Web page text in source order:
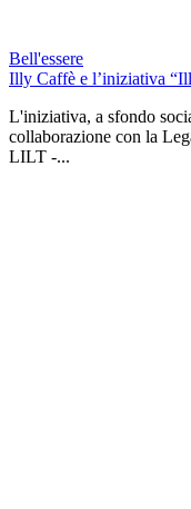
Bell'essere
Illy Caffè e l’iniziativa
L'iniziativa, a sfondo
collaborazione con la
LILT -...